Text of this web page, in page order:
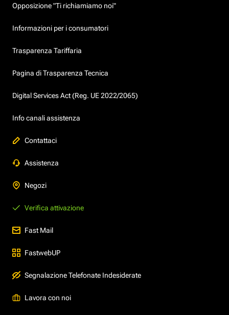
Opposizione "Ti richiamiamo noi"
Informazioni per i consumatori
Trasparenza Tariffaria
Pagina di Trasparenza Tecnica
Digital Services Act (Reg. UE 2022/2065)
Info canali assistenza
Contattaci
Assistenza
Negozi
Verifica attivazione
Fast Mail
FastwebUP
Segnalazione Telefonate Indesiderate
Lavora con noi